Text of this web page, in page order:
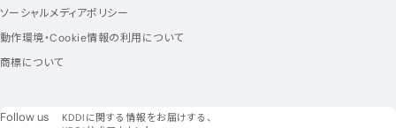
ソーシャルメディアポリシー
動作環境・Cookie情報の利用について
商標について
Follow us フォローアス
KDDIに関する情報をお届けする、